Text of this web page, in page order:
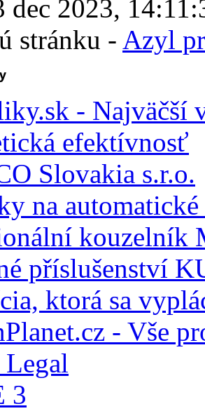
dec 2023,
stránku - Azyl
- Najväčší
efektívnosť
Slovakia s.r.o.
na
kouzelník
příslušenství
ktorá sa
- Vše
3